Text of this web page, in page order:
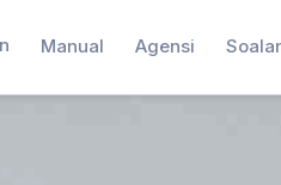
Manual Agensi